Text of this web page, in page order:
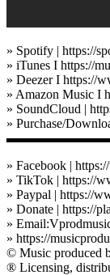
» Spotify | https://
» iTunes I https://
» Deezer I https://
» Amazon Music I
» SoundCloud |
» Purchase/
» Facebook |
» TikTok | https://
» Paypal | https://
» Donate | https://
»
» https://
© Music produced
® Licensing,